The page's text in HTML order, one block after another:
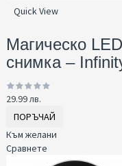
Quick View
Магическо
снимка –
29.99 лв.
ПОРЪЧАЙ
Към желани
Сравнете